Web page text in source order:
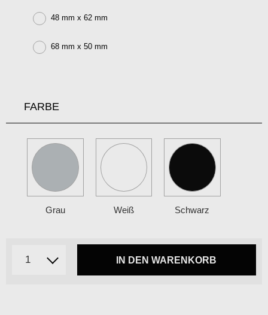
48 mm x 62 mm
68 mm x 50 mm
FARBE
Grau Weiß Schwarz
IN DEN WARENKORB